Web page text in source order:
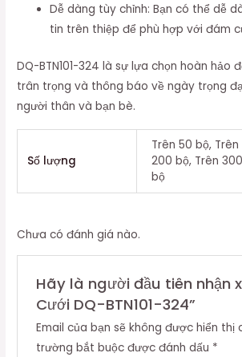
Dễ dàng tùy chỉnh: Bạn có thể dễ
tin trên thiệp để phù hợp với đám
DQ-BTN101-324 là sự lựa chọn hoàn hảo
trân trọng và thông báo về ngày trọng
người thân và bạn bè.
Số lượng
Trên 50 bộ, Trên
200 bộ, Trên
bộ
Chưa có đánh giá nào.
Hãy là người đầu tiên nhận
Cưới DQ-BTN101-324”
Email của bạn sẽ không được hiển thị
trường bắt buộc được đánh dấu *